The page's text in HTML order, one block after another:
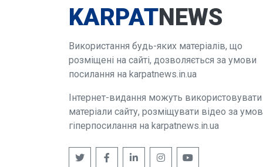
KARPATNEWS
Використання будь-яких матеріалів, що
розміщені на сайті, дозволяється за умови
посилання на karpatnews.in.ua
Інтернет-видання можуть використовувати
матеріали сайту, розміщувати відео за
гіперпосилання на karpatnews.in.ua